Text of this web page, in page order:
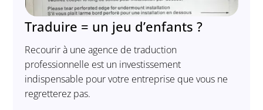
Traduire = un jeu d’enfants ?
Recourir à une agence de traduction
professionnelle est un investissement
indispensable pour votre entreprise que vous ne
regretterez pas.